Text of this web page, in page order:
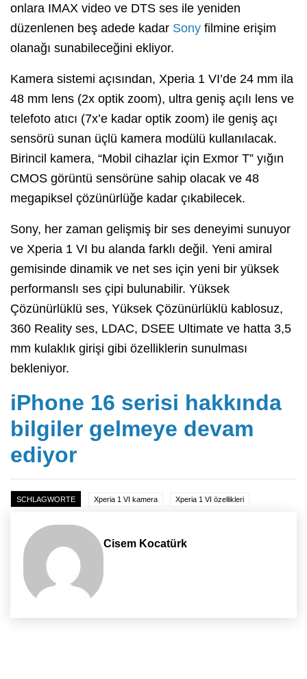
onlara IMAX video ve DTS ses ile yeniden
düzenlenen beş adede kadar Sony filmine erişim
olanağı sunabileceğini ekliyor.
Kamera sistemi açısından, Xperia 1 VI’de 24 mm ila
48 mm lens (2x optik zoom), ultra geniş açılı lens ve
telefoto atıcı (7x’e kadar optik zoom) ile geniş açı
sensörü sunan üçlü kamera modülü kullanılacak.
Birincil kamera, “Mobil cihazlar için Exmor T” yığın
CMOS görüntü sensörüne sahip olacak ve 48
megapiksel çözünürlüğe kadar çıkabilecek.
Sony, her zaman gelişmiş bir ses deneyimi sunuyor
ve Xperia 1 VI bu alanda farklı değil. Yeni amiral
gemisinde dinamik ve net ses için yeni bir yüksek
performanslı ses çipi bulunabilir. Yüksek
Çözünürlüklü ses, Yüksek Çözünürlüklü kablosuz,
360 Reality ses, LDAC, DSEE Ultimate ve hatta 3,5
mm kulaklık girişi gibi özelliklerin sunulması
bekleniyor.
iPhone 16 serisi hakkında
bilgiler gelmeye devam
ediyor
SCHLAGWORTE Xperia 1 VI kamera Xperia 1 VI özellikleri
Cisem Kocatürk